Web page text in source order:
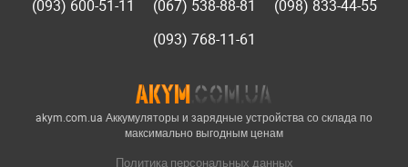
akym.com.ua Аккумуляторы и зарядные устройства со склада по
максимально выгодным ценам
Политика персональных данных
(093) 600-51-11 (067) 538-88-81
(098) 833-44-55
(093) 768-11-61